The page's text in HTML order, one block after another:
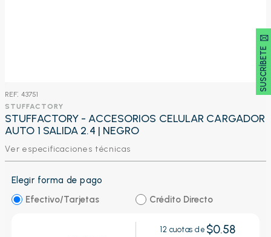
SUSCRÍBETE 🖂
: 43751
STUFFACTORY
STUFFACTORY - ACCESORIOS CELULAR CARGADOR
AUTO 1 SALIDA 2.4 | NEGRO
Ver especificaciones técnicas
Elegir forma de pago
Efectivo/Tarjetas
Crédito Directo
12 cuotas de $0.58